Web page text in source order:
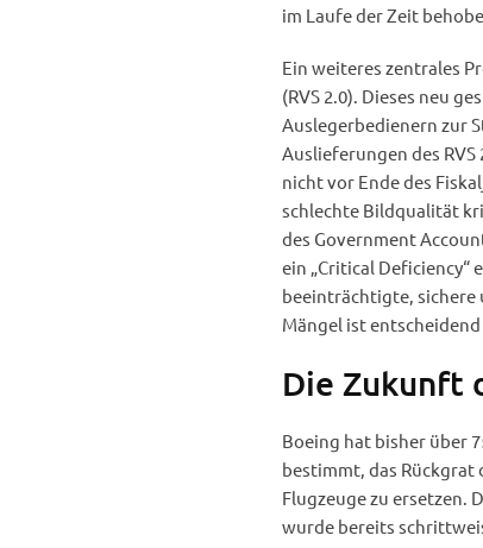
im Laufe der Zeit
Ein weiteres zentrales
(RVS 2.0). Dieses neu
Auslegerbedienern zur
Auslieferungen des
nicht vor Ende des
schlechte Bildqualität
des Government
ein „Critical Deficiency“
beeinträchtigte, sichere
Mängel ist
Die Zukunft
Boeing hat bisher über
bestimmt, das Rückgrat
Flugzeuge zu ersetzen.
wurde bereits